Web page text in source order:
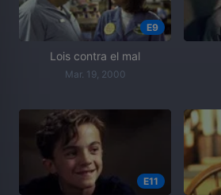
E9
Lois contra el mal
Mar. 19, 2000
E11